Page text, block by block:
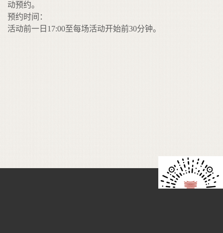
动预约。
预约时间：
活动前一日17:00至每场活动开始前30分钟。